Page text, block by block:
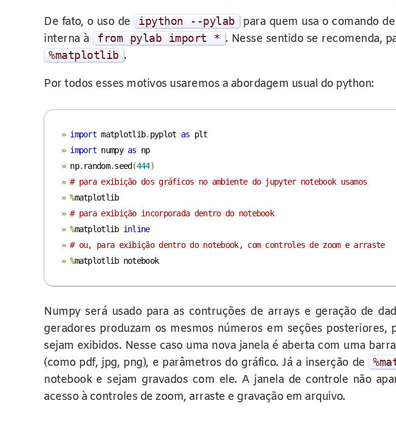
De fato, o uso de
ipython --pylab para quem usa o comando
interna à
from pylab import * . Nesse sentido se recomenda,
%matplotlib .
Por todos esses motivos usaremos a abordagem usual do python:
» import matplotlib. pyplot as
» import numpy as
np
» np. random.seed (444)
» # para exibição dos gráficos no ambiente do jupyter notebook usamos
» %
matplotlib
» # para exibição incorporada dentro do notebook
» %matplotlib inline
» # ou, para exibição dentro do notebook, com controles de zoom e arraste
» %matplotlib notebook
Numpy será usado para as contruções de arrays e geração de
geradores produzam os mesmos números em seções posteriores,
sejam exibidos. Nesse caso uma nova janela é aberta com uma
(como pdf, jpg, png), e parâmetros do gráfico. Já a inserção de
%
notebook e sejam gravados com ele. A janela de controle não
acesso à controles de zoom, arraste e gravação em arquivo.